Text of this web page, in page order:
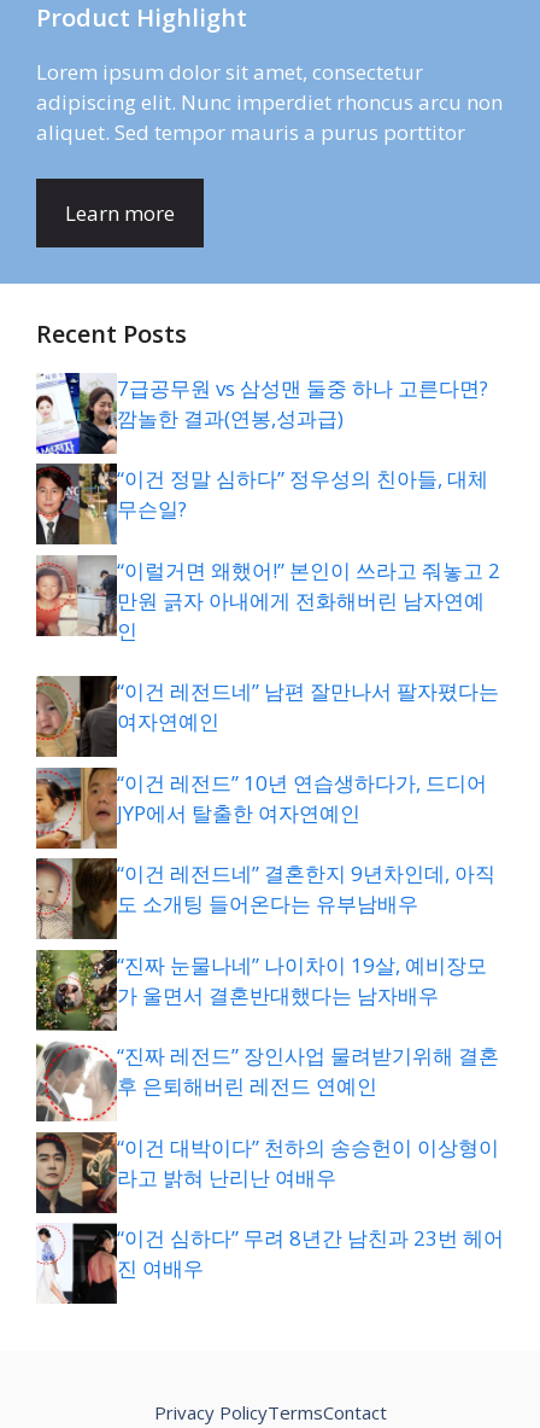
Product Highlight
Lorem ipsum dolor sit amet, consectetur
adipiscing elit. Nunc imperdiet rhoncus arcu non
aliquet. Sed tempor mauris a purus porttitor
Learn more
Recent Posts
7급공무원 vs 삼성맨 둘중 하나 고른다면?
깜놀한 결과(연봉,성과급)
“이건 정말 심하다” 정우성의 친아들, 대체
무슨일?
“이럴거면 왜했어!” 본인이 쓰라고 줘놓고 2
만원 긁자 아내에게 전화해버린 남자연예
인
“이건 레전드네” 남편 잘만나서 팔자폈다는
여자연예인
“이건 레전드” 10년 연습생하다가, 드디어
JYP에서 탈출한 여자연예인
“이건 레전드네” 결혼한지 9년차인데, 아직
도 소개팅 들어온다는 유부남배우
“진짜 눈물나네” 나이차이 19살, 예비장모
가 울면서 결혼반대했다는 남자배우
“진짜 레전드” 장인사업 물려받기위해 결혼
후 은퇴해버린 레전드 연예인
“이건 대박이다” 천하의 송승헌이 이상형이
라고 밝혀 난리난 여배우
“이건 심하다” 무려 8년간 남친과 23번 헤어
진 여배우
Privacy PolicyTermsContact